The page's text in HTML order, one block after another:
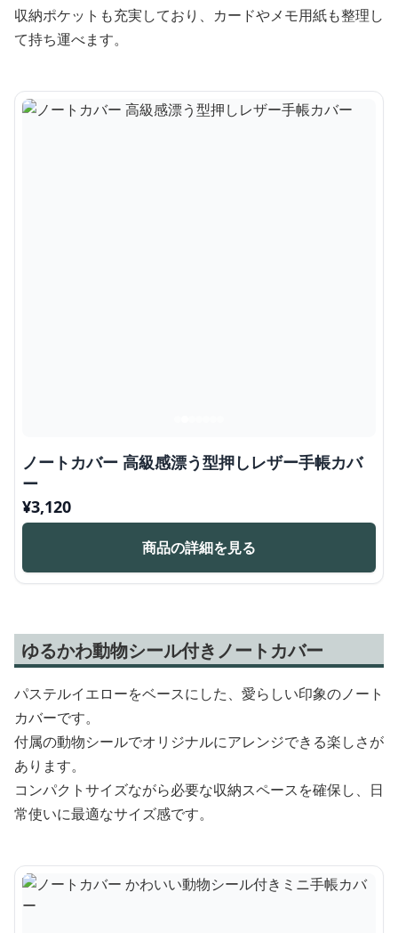
収納ポケットも充実しており、カードやメモ用紙も整理し
て持ち運べます。
ノートカバー 高級感漂う型押しレザー手帳カバ
ー
¥3,120
商品の詳細を見る
ゆるかわ動物シール付きノートカバー
パステルイエローをベースにした、愛らしい印象のノート
カバーです。
付属の動物シールでオリジナルにアレンジできる楽しさが
あります。
コンパクトサイズながら必要な収納スペースを確保し、日
常使いに最適なサイズ感です。